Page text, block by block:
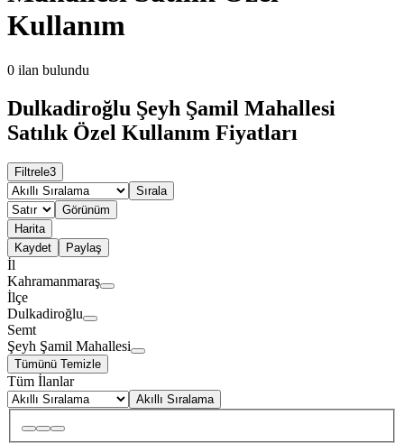
Kullanım
0 ilan bulundu
Dulkadiroğlu Şeyh Şamil Mahallesi
Satılık Özel Kullanım Fiyatları
Filtrele3
Sırala
Görünüm
Harita
Kaydet
Paylaş
İl
Kahramanmaraş
İlçe
Dulkadiroğlu
Semt
Şeyh Şamil Mahallesi
Tümünü Temizle
Tüm İlanlar
Akıllı Sıralama